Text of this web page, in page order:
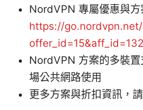
NordVPN 專屬優惠與方
https://
NordVPN 方案的多裝
場公共網路使用
更多方案與折扣資訊，